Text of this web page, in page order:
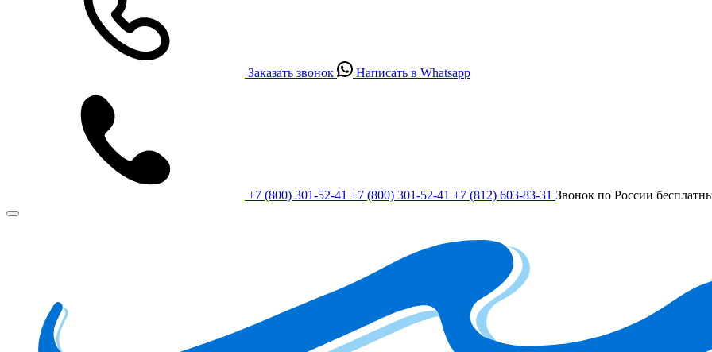
Заказать звонок Написать в Whatsapp
+7 (800) 301-52-41 +7 (800) 301-52-41 +7 (812) 603-83-31 Звонок по России